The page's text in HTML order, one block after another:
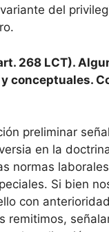
del
268 LCT).
conceptuales.
preliminar
en la
normas
Si bien
con
remitimos,